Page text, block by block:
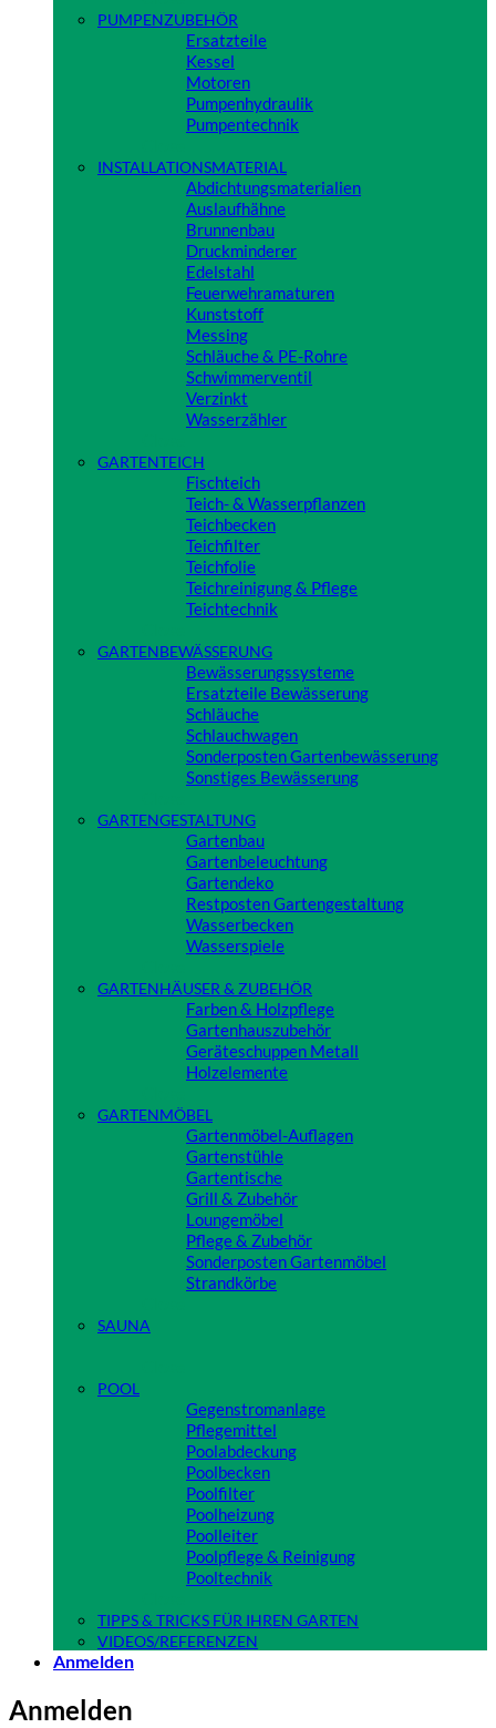
PUMPENZUBEHÖR
Ersatzteile
Kessel
Motoren
Pumpenhydraulik
Pumpentechnik
INSTALLATIONSMATERIAL
Abdichtungsmaterialien
Auslaufhähne
Brunnenbau
Druckminderer
Edelstahl
Feuerwehramaturen
Kunststoff
Messing
Schläuche & PE-Rohre
Schwimmerventil
Verzinkt
Wasserzähler
GARTENTEICH
Fischteich
Teich- & Wasserpflanzen
Teichbecken
Teichfilter
Teichfolie
Teichreinigung & Pflege
Teichtechnik
GARTENBEWÄSSERUNG
Bewässerungssysteme
Ersatzteile Bewässerung
Schläuche
Schlauchwagen
Sonderposten Gartenbewässerung
Sonstiges Bewässerung
GARTENGESTALTUNG
Gartenbau
Gartenbeleuchtung
Gartendeko
Restposten Gartengestaltung
Wasserbecken
Wasserspiele
GARTENHÄUSER & ZUBEHÖR
Farben & Holzpflege
Gartenhauszubehör
Geräteschuppen Metall
Holzelemente
GARTENMÖBEL
Gartenmöbel-Auflagen
Gartenstühle
Gartentische
Grill & Zubehör
Loungemöbel
Pflege & Zubehör
Sonderposten Gartenmöbel
Strandkörbe
SAUNA
POOL
Gegenstromanlage
Pflegemittel
Poolabdeckung
Poolbecken
Poolfilter
Poolheizung
Poolleiter
Poolpflege & Reinigung
Pooltechnik
TIPPS & TRICKS FÜR IHREN GARTEN
VIDEOS/REFERENZEN
Anmelden
Anmelden